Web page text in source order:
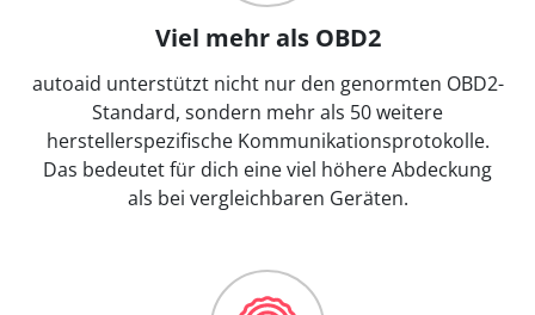
Viel mehr als OBD2
autoaid unterstützt nicht nur den genormten OBD2-
Standard, sondern mehr als 50 weitere
herstellerspezifische Kommunikationsprotokolle.
Das bedeutet für dich eine viel höhere Abdeckung
als bei vergleichbaren Geräten.